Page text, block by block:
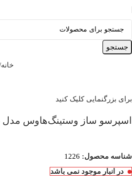
جستجو
خانه
برای بزرگنمایی کلیک کنید
اسپرسو ساز وستینگ‌هاوس مدل WKCMH1665
شناسه محصول: 1226
در انبار موجود نمی باشد